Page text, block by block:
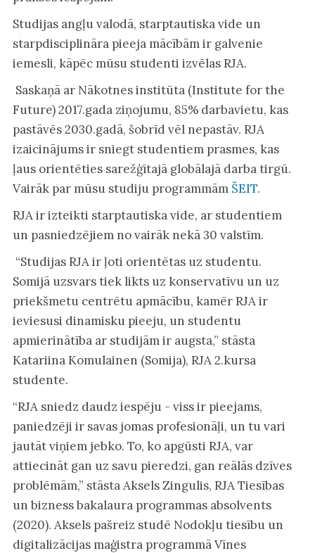
Studijas angļu valodā, starptautiska vide un
starpdisciplināra pieeja mācībām ir galvenie
iemesli, kāpēc mūsu studenti izvēlas RJA.
Saskaņā ar Nākotnes institūta (Institute for the
Future) 2017.gada ziņojumu, 85% darbavietu, kas
pastāvēs 2030.gadā, šobrīd vēl nepastāv. RJA
izaicinājums ir sniegt studentiem prasmes, kas
ļaus orientēties sarežģītajā globālajā darba tirgū.
Vairāk par mūsu studiju programmām ŠEIT.
RJA ir izteikti starptautiska vide, ar studentiem
un pasniedzējiem no vairāk nekā 30 valstīm.
“Studijas RJA ir ļoti orientētas uz studentu.
Somijā uzsvars tiek likts uz konservatīvu un uz
priekšmetu centrētu apmācību, kamēr RJA ir
ieviesusi dinamisku pieeju, un studentu
apmierinātība ar studijām ir augsta,” stāsta
Katariina Komulainen (Somija), RJA 2.kursa
studente.
“RJA sniedz daudz iespēju - viss ir pieejams,
paniedzēji ir savas jomas profesionāļi, un tu vari
jautāt viņiem jebko. To, ko apgūsti RJA, var
attiecināt gan uz savu pieredzi, gan reālās dzīves
problēmām,” stāsta Aksels Zingulis, RJA Tiesības
un bizness bakalaura programmas absolvents
(2020). Aksels pašreiz studē Nodokļu tiesību un
digitalizācijas maģistra programmā Vīnes